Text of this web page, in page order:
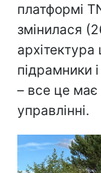
платформі
змінилася
підрамники
– все це має
управлінні.